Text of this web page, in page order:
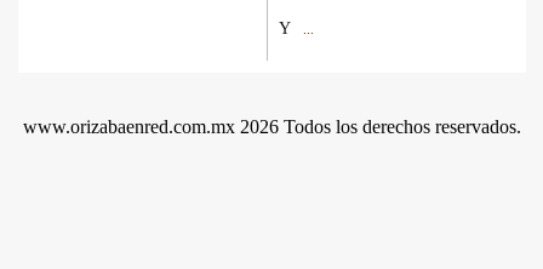
Y
www.orizabaenred.com.mx 2026 Todos los derechos reservados.